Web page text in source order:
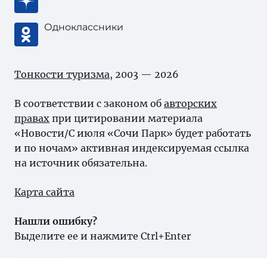
Одноклассники
Тонкости туризма, 2003 — 2026
В соответствии с законом об авторских
правах при цитировании материала
«Новости/С июля «Сочи Парк» будет работать
и по ночам» активная индексируемая ссылка
на источник обязательна.
Карта сайта
Нашли ошибку?
Выделите ее и нажмите Ctrl+Enter